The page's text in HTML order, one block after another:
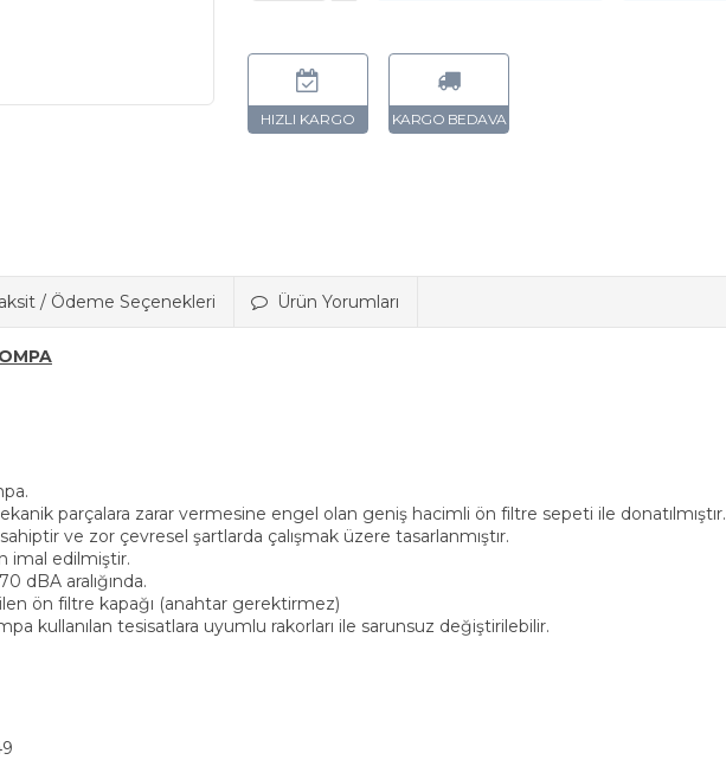
/ Ödeme Seçenekleri Ürün Yorumları
parçalara zarar vermesine engel olan geniş hacimli ön filtre sepeti ile donatılmıştır.
ve zor çevresel şartlarda çalışmak üzere tasarlanmıştır.
imal edilmiştir.
dBA aralığında.
ön filtre kapağı (anahtar gerektirmez)
kullanılan tesisatlara uyumlu rakorları ile sarunsuz değiştirilebilir.